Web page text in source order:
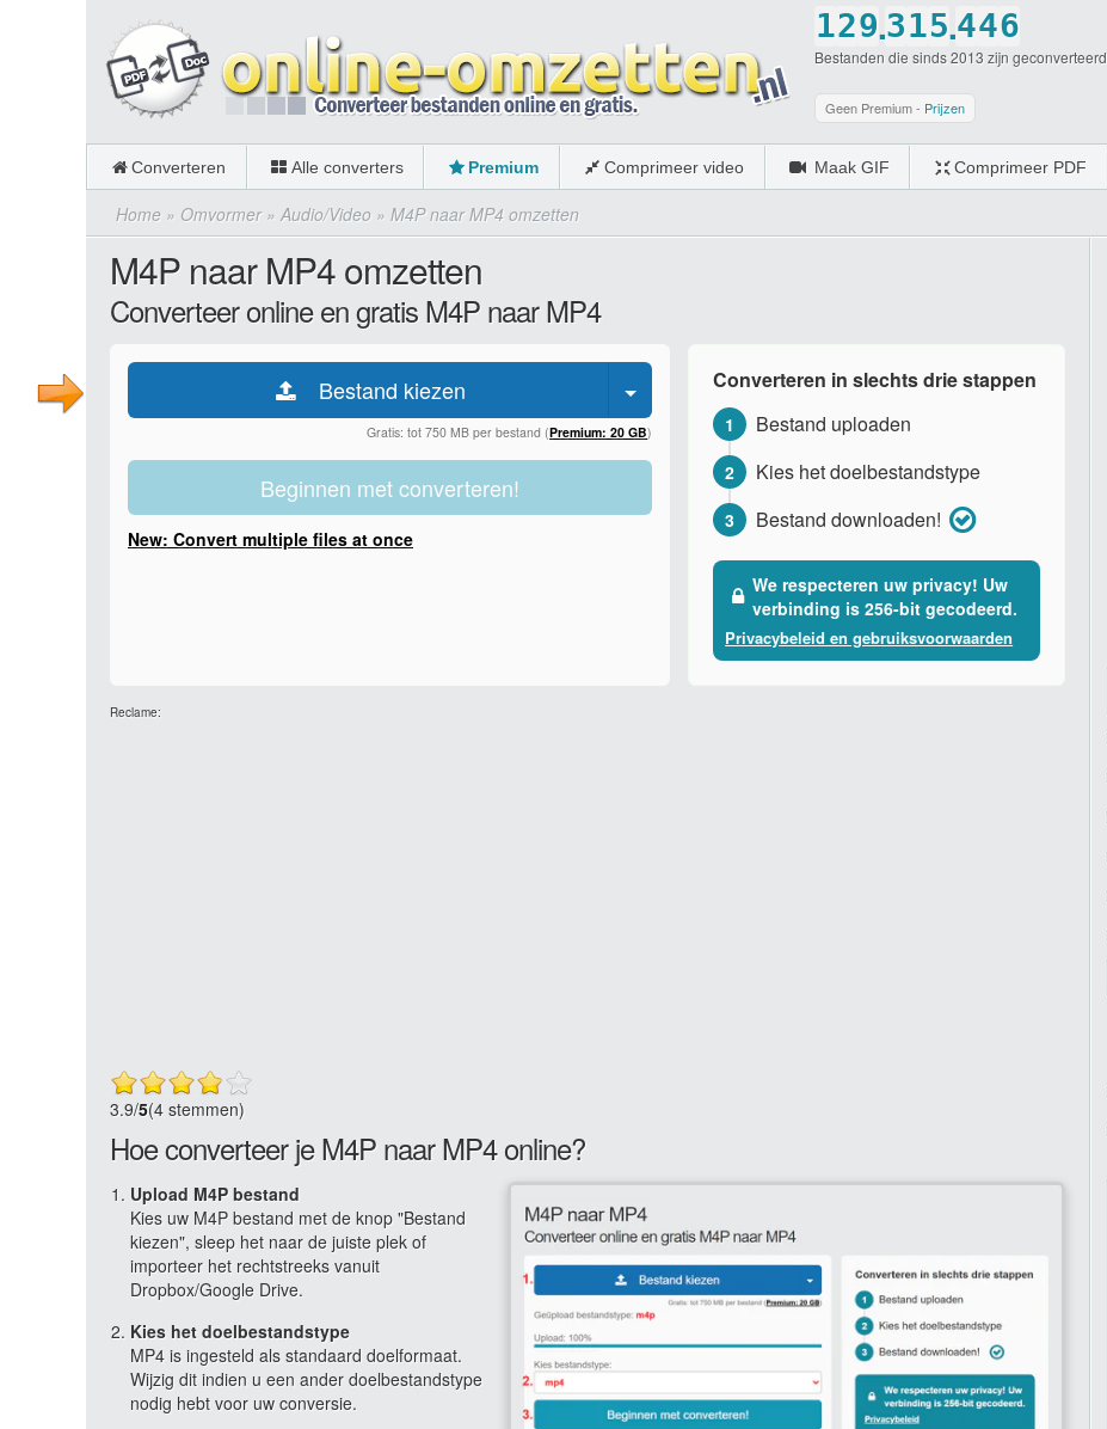
1
2
3
4
5
6
0
2
3
4
5
6
7
9
0
.3
4
5
6
7
8
1
2
3
4
5
6
0
5
6
7
8
9
0
.4
5
6
7
8
9
4
5
7
8
9
6
7
9
0
Bestanden die sinds 2013 zijn geconverteerd
Geen Premium - Prijzen
Converteren Alle converters Premium Comprimeer video Maak GIF Comprimeer PDF
Home » Omvormer» Audio/Video » M4P naar MP4 omzetten
M4P naar MP4 omzetten
Converteer online en gratis M4P naar MP4
Bestand kiezen
Gratis: tot 750 MB per bestand (Premium: 20 GB)
Beginnen met converteren!
New: Convert multiple files at once
Converteren in slechts drie stappen
1 Bestand uploaden
2 Kies het doelbestandstype
3 Bestand downloaden!
We respecteren uw privacy! Uw
verbinding is 256-bit gecodeerd.
Privacybeleid en gebruiksvoorwaarden
Reclame:
3.9/5(4 stemmen)
Hoe converteer je M4P naar MP4 online?
Upload M4P bestand
Kies uw M4P bestand met de knop "Bestand
kiezen", sleep het naar de juiste plek of
importeer het rechtstreeks vanuit
Dropbox/Google Drive.
Kies het doelbestandstype
MP4 is ingesteld als standaard doelformaat.
Wijzig dit indien u een ander doelbestandstype
nodig hebt voor uw conversie.